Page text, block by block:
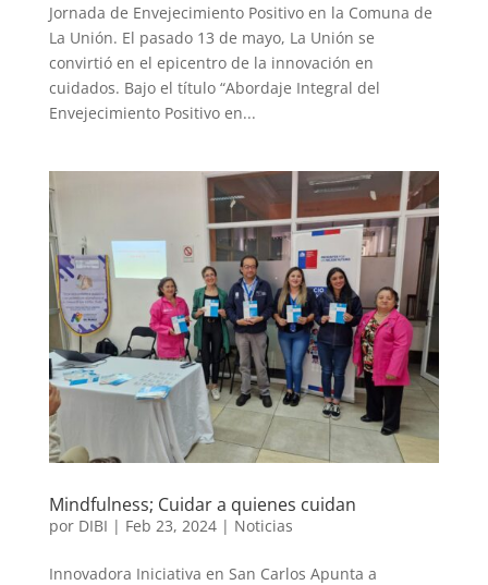
Jornada de Envejecimiento Positivo en la Comuna de
La Unión. El pasado 13 de mayo, La Unión se
convirtió en el epicentro de la innovación en
cuidados. Bajo el título “Abordaje Integral del
Envejecimiento Positivo en...
Mindfulness; Cuidar a quienes cuidan
por DIBI | Feb 23, 2024| Noticias
Innovadora Iniciativa en San Carlos Apunta a